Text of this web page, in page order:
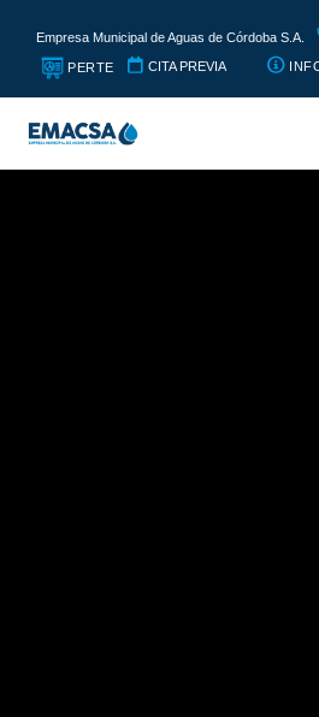
Empresa Municipal de Aguas de Córdoba S.A.
PERTE CITA PREVIA